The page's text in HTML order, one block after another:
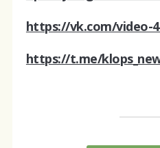
https://vk.com/video-
https://t.me/